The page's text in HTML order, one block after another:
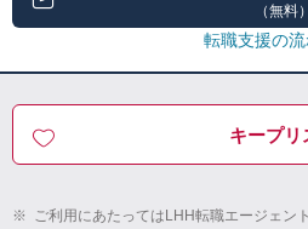
（無料）
転職支援の
キープリ
※ ご利用にあたってはLHH転職エージェン